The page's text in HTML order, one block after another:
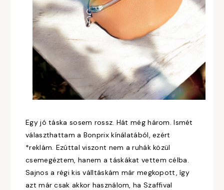
Egy jó táska sosem rossz. Hát még három. Ismét
választhattam a Bonprix kínálatából, ezért
*reklám. Ezúttal viszont nem a ruhák közül
csemegéztem, hanem a táskákat vettem célba.
Sajnos a régi kis válltáskám már megkopott, így
azt már csak akkor használom, ha Szaffival